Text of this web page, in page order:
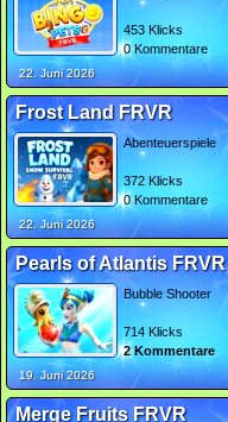
453 Klicks
0 Kommentare
22. Juni 2026
Frost Land FRVR
Abenteuerspiele
372 Klicks
0 Kommentare
22. Juni 2026
Pearls of Atlantis FRVR
Bubble Shooter
714 Klicks
2 Kommentare
19. Juni 2026
Merge Fruits FRVR